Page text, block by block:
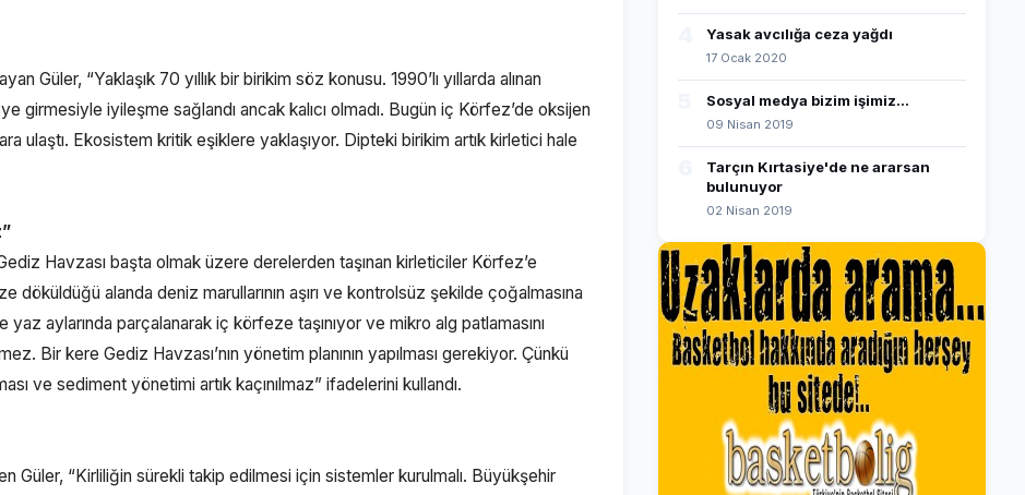
Güler, “Yaklaşık 70 yıllık bir birikim söz konusu. 1990’lı yıllarda alınan
girmesiyle iyileşme sağlandı ancak kalıcı olmadı. Bugün iç Körfez’de oksijen
ulaştı. Ekosistem kritik eşiklere yaklaşıyor. Dipteki birikim artık kirletici hale
Havzası başta olmak üzere derelerden taşınan kirleticiler Körfez’e
döküldüğü alanda deniz marullarının aşırı ve kontrolsüz şekilde çoğalmasına
yaz aylarında parçalanarak iç körfeze taşınıyor ve mikro alg patlamasını
Bir kere Gediz Havzası’nın yönetim planının yapılması gerekiyor. Çünkü
ve sediment yönetimi artık kaçınılmaz” ifadelerini kullandı.
Güler, “Kirliliğin sürekli takip edilmesi için sistemler kurulmalı. Büyükşehir
Yasak avcılığa ceza yağdı
17 Ocak 2020
Sosyal medya bizim işimiz...
09 Nisan 2019
Tarçın Kırtasiye'de ne ararsan
bulunuyor
02 Nisan 2019